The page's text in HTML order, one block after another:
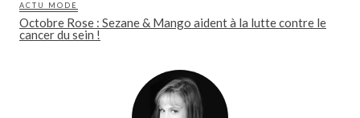
ACTU MODE
Octobre Rose : Sezane & Mango aident à la lutte contre le
cancer du sein !